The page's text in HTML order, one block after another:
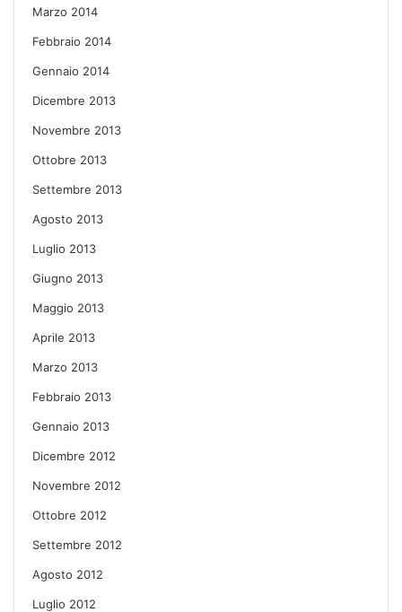
Marzo 2014
Febbraio 2014
Gennaio 2014
Dicembre 2013
Novembre 2013
Ottobre 2013
Settembre 2013
Agosto 2013
Luglio 2013
Giugno 2013
Maggio 2013
Aprile 2013
Marzo 2013
Febbraio 2013
Gennaio 2013
Dicembre 2012
Novembre 2012
Ottobre 2012
Settembre 2012
Agosto 2012
Luglio 2012